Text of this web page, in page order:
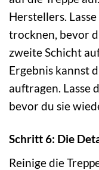
Herstellers.
trocknen, bevor
zweite Schicht
Ergebnis kannst
auftragen. Lasse
bevor du sie
Schritt 6: Die
Reinige die